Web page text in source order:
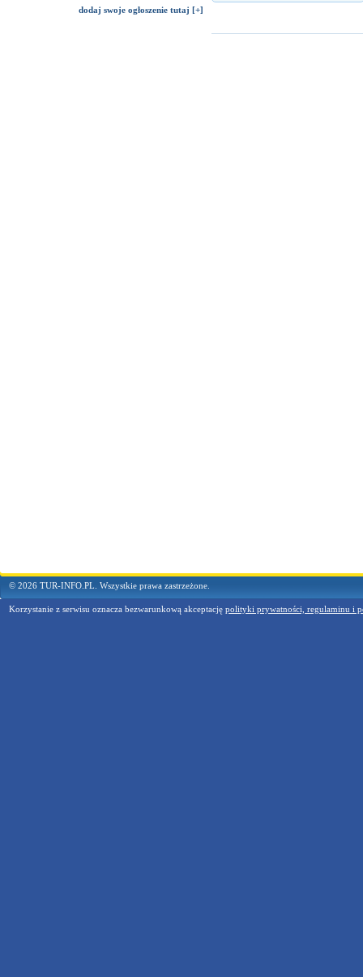
dodaj swoje ogłoszenie tutaj [+]
© 2026 TUR-INFO.PL. Wszystkie prawa zastrzeżone.
Korzystanie z serwisu oznacza bezwarunkową akceptację polityki prywatności, regulaminu i